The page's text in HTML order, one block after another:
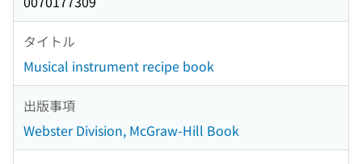
タイトル
Musical instrument recipe book
出版事項
Webster Division, McGraw-Hill Book